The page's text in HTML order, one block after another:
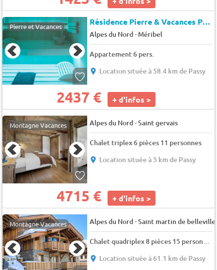
Pierre et Vacances Résidence Pierre & Vacances Premium L'Hevana*
Alpes du Nord- Méribel
Appartement 6 pers.
Location située à 58.4 km de Passy
2437 € + d'infos >
Montagne Vacances Alpes du Nord-Saint gervais
Chalet triplex 6 pièces 11 personnes
Location située à 5 km de Passy
4715 € + d'infos >
Montagne Vacances Alpes du Nord-Saint martin de belleville
Chalet quadriplex 8 pièces 15 personnes
Location située à 61.1 km de Passy